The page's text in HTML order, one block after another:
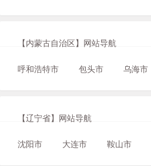
【内蒙古自治区】网站导航
呼和浩特市 包头市 乌海市
【辽宁省】网站导航
沈阳市 大连市 鞍山市